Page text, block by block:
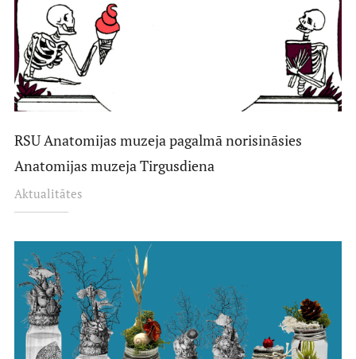
RSU Anatomijas muzeja pagalmā norisināsies
Anatomijas muzeja Tirgusdiena
Aktualitātes